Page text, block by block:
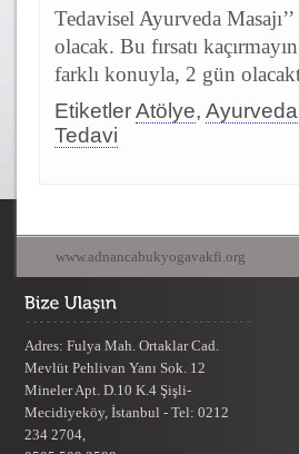
Tedavisel Ayurveda
olacak. Bu fırsatı
farklı konuyla, 2 gün
EtiketlerAtölye, Ayurveda
Tedavi
www.adnancabukyogavakfi.org
Adres: Fulya Mah. Ortaklar Cad.
Mevlüt Pehlivan Yanı Sok. 12
Mineler Apt. D.10 K.4 Şişli-
Mecidiyeköy, İstanbul - Tel: 0212
234 2704,